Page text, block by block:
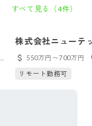
すべて見る（4件）
株式会社ニューテ
ダー550万円〜700万円
リモート勤務可